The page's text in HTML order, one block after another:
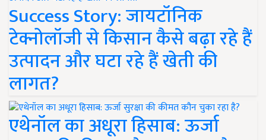
Success Story: जायटॉनिक
टेक्नोलॉजी से किसान कैसे बढ़ा रहे हैं
उत्पादन और घटा रहे हैं खेती की
लागत?
एथेनॉल का अधूरा हिसाब: ऊर्जा